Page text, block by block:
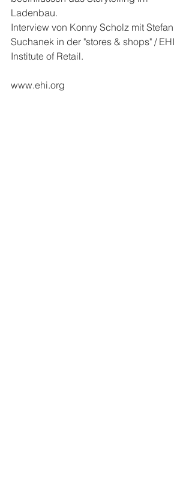
Ladenbau.
Interview von Konny Scholz mit Stefan
Suchanek in der "stores & shops" / EHI
Institute of Retail.
www.ehi.org